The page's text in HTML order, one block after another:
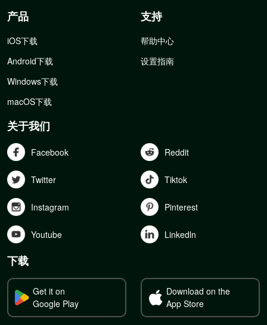
产品
iOS下载
Android下载
Windows下载
macOS下载
支持
帮助中心
设置指南
关于我们
Facebook Reddit
Twitter Tiktok
Instagram Pinterest
Youtube Linkedln
下载
Get it on
Google Play
Download on the
App Store